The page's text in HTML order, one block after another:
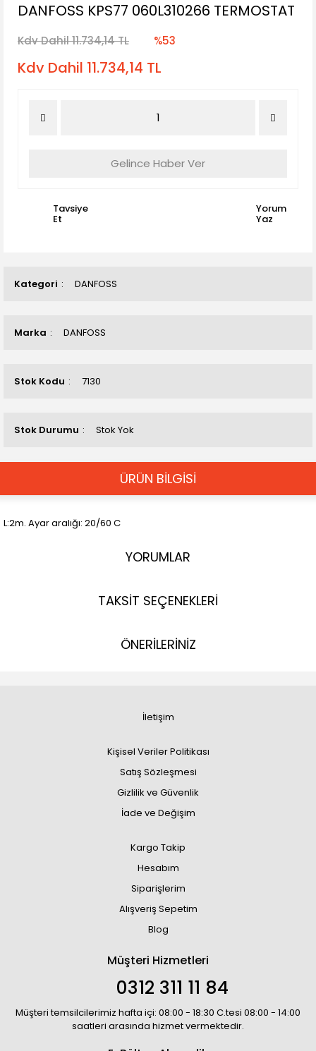
Kategori DANFOSS
Marka DANFOSS
Stok Kodu 7130
Stok Durumu Stok Yok
DANFOSS KPS77 060L310266 TERMOSTAT
Kdv Dahil 11.734,14 TL %53
Kdv Dahil 11.734,14 TL
Gelince Haber Ver
Tavsiye
Et
Yorum
Yaz
ÜRÜN BİLGİSİ
L:2m. Ayar aralığı: 20/60 C
YORUMLAR
TAKSİT SEÇENEKLERİ
ÖNERİLERİNİZ
İletişim
Kişisel Veriler Politikası
Satış Sözleşmesi
Gizlilik ve Güvenlik
İade ve Değişim
Kargo Takip
Hesabım
Siparişlerim
Alışveriş Sepetim
Blog
Müşteri Hizmetleri
0312 311 11 84
Müşteri temsilcilerimiz hafta içi: 08:00 - 18:30 C.tesi 08:00 - 14:00
saatleri arasında hizmet vermektedir.